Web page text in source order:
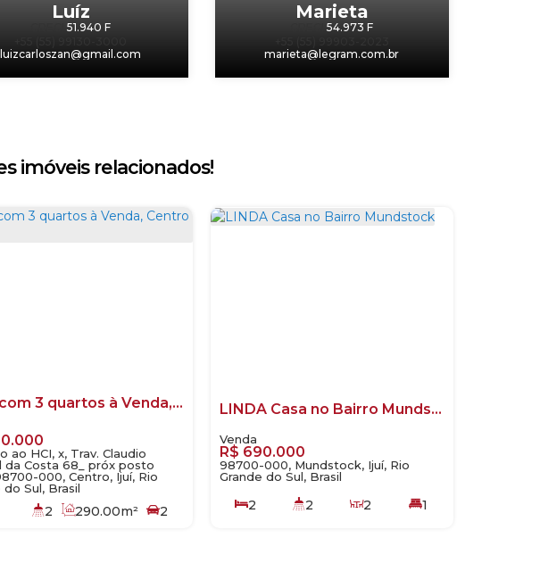
Luíz
51.940 F
luizcarloszan@gmail.com
Marieta
54.973 F
marieta@legram.com.br
imóveis relacionados!
Casa com 3 quartos à Venda, Centro - Ijuí
ao HCI, x, Trav. Claudio
da Costa 68_ próx posto
000, Centro, Ijuí, Rio
do Sul, Brasil
2 290.00m²
2
LINDA Casa no Bairro Mundstock
R$ 690.000
98700-000, Mundstock, Ijuí, Rio
Grande do Sul, Brasil
2 2 2
1